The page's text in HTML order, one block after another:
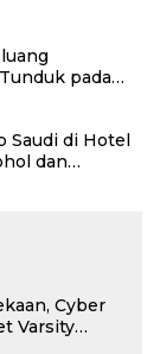
pada
Saudi di Hotel
dan
Cyber
Varsity